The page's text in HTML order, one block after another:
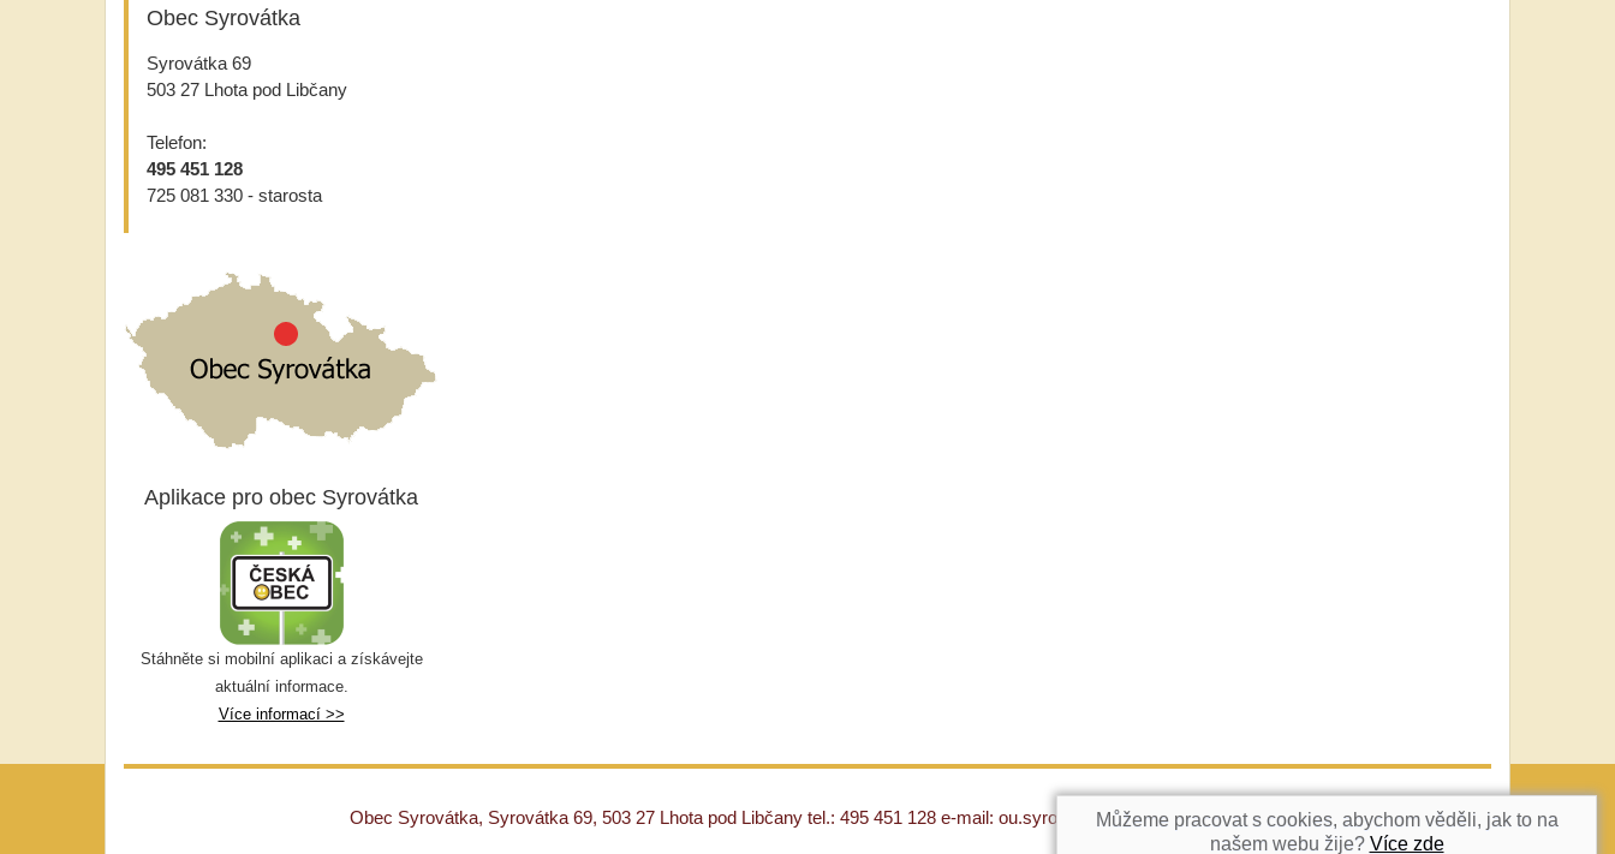
Obec Syrovátka
Syrovátka 69
503 27 Lhota pod Libčany
Telefon:
495 451 128
725 081 330 - starosta
Aplikace pro obec Syrovátka
Stáhněte si mobilní aplikaci a získávejte
aktuální informace.
Více informací >>
NAHORU
Obec Syrovátka, Syrovátka 69, 503 27 Lhota pod Libčany tel.: 495 451 128 e-mail: ou.syrovatka@c-box.czMůžeme pracovat s cookies, abychom věděli, jak to na
našem webu žije? Více zde